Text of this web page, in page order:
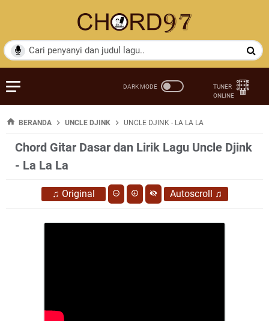
BERANDA UNCLE DJINK UNCLE DJINK - LA LA LA
Chord Gitar Dasar dan Lirik Lagu Uncle Djink
- La La La
♫ Original Autoscroll ♫